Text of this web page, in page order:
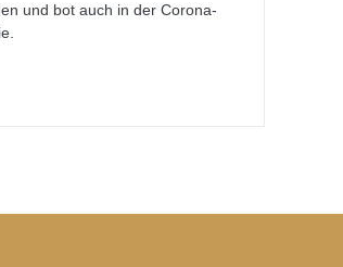
und bot auch in der Corona-